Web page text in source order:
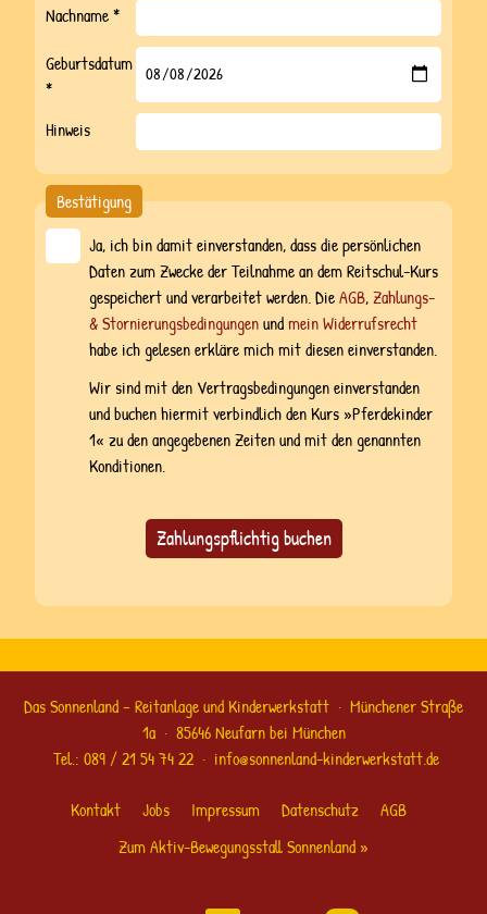
Nachname *
Geburtsdatum
*
Hinweis
Bestätigung
Ja, ich bin damit einverstanden, dass die persönlichen
Daten zum Zwecke der Teilnahme an dem Reitschul-Kurs
gespeichert und verarbeitet werden. DieAGB,Zahlungs-
& Stornierungsbedingungenundmein Widerrufsrecht
habe ich gelesen erkläre mich mit diesen einverstanden.
Wir sind mit den Vertragsbedingungen einverstanden
und buchen hiermit verbindlich den Kurs »Pferdekinder
1« zu den angegebenen Zeiten und mit den genannten
Konditionen.
Zahlungspflichtig buchen
Das Sonnenland – Reitanlage und Kinderwerkstatt · Münchener Straße
1a · 85646 Neufarn bei München
Tel.: 089 / 21 54 74 22· info@sonnenland-kinderwerkstatt.de
Kontakt Jobs Impressum Datenschutz
AGB
Zum Aktiv-Bewegungsstall Sonnenland »